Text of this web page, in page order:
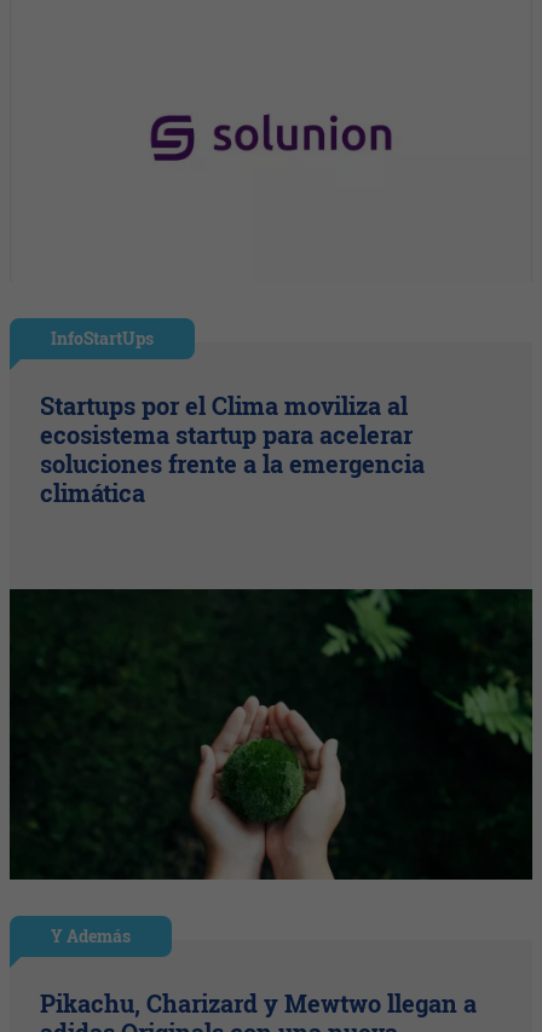
InfoStartUps
Startups por el Clima moviliza al
ecosistema startup para acelerar
soluciones frente a la emergencia
climática
Y Además
Pikachu, Charizard y Mewtwo llegan a